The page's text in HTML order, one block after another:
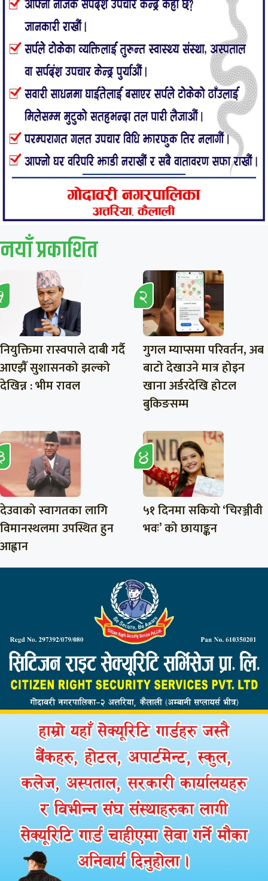
नयाँ प्रकाशित
नियुक्तिमा रास्वपाले दाबी गर्दै
आएझैँ सुशासनको झल्को
देखिन्न : भीम रावल
गुगल म्याप्समा परिवर्तन, अब
बाटो देखाउने मात्र होइन
खाना अर्डरदेखि होटल
बुकिङसम्म
देउवाको स्वागतका लागि
विमानस्थलमा उपस्थित हुन
आह्वान
५१ दिनमा सकियो ‘चिरञ्जीवी
भवः’ को छायाङ्कन